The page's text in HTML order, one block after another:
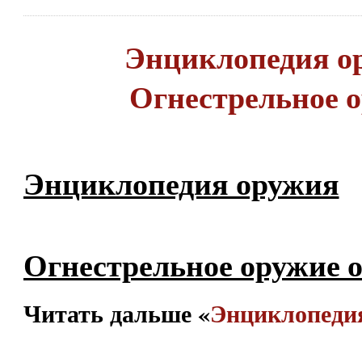
Энциклопедия
Огнестрельное
Энциклопедия оружия
Огнестрельное оружие
Читать дальше «